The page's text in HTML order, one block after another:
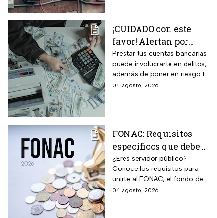
¡CUIDADO con este
favor! Alertan por
préstamo de cuentas
bancarias: razón por la
que debes decir que
Prestar tus cuentas bancarias
puede involucrarte en delitos,
además de poner en riesgo tu
patrimonio y situación legal;
04 agosto, 2026
FONAC: Requisitos
específicos que deben
cumplir los
trabajadores para
participar en él
¿Eres servidor público?
Conoce los requisitos para
unirte al FONAC, el fondo de
ahorro Capitalizable de los
04 agosto, 2026